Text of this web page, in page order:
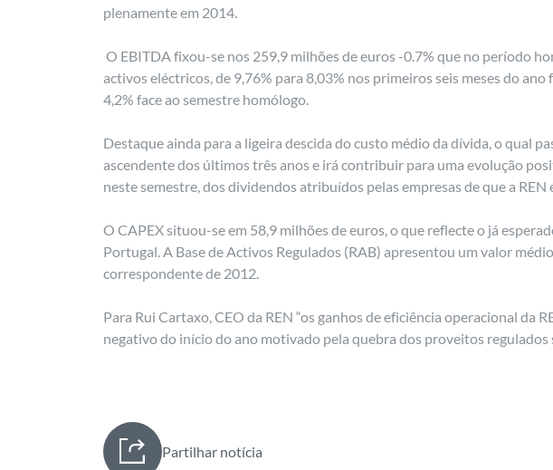
plenamente em 2014.
O EBITDA fixou-se nos 259,9 milhões de euros -0.7% que no período
activos eléctricos, de 9,76% para 8,03% nos primeiros seis meses do
4,2% face ao semestre homólogo.
Destaque ainda para a ligeira descida do custo médio da dívida, o qual
ascendente dos últimos três anos e irá contribuir para uma evolução
neste semestre, dos dividendos atribuídos pelas empresas de que a REN
O CAPEX situou-se em 58,9 milhões de euros, o que reflecte o já
Portugal. A Base de Activos Regulados (RAB) apresentou um valor
correspondente de 2012.
Para Rui Cartaxo, CEO da REN “os ganhos de eficiência operacional
negativo do início do ano motivado pela quebra dos proveitos
Partilhar notícia